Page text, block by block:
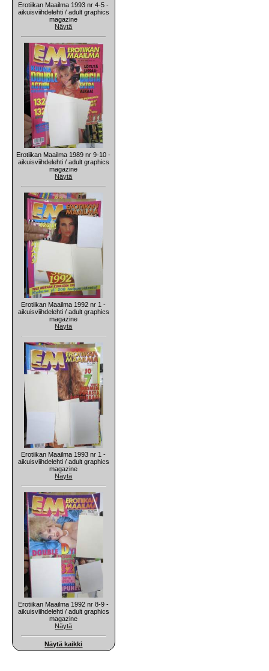
Erotiikan Maailma 1993 nr 4-5 -
aikuisviihdelehti / adult graphics
magazine
Näytä
Erotiikan Maailma 1989 nr 9-10 -
aikuisviihdelehti / adult graphics
magazine
Näytä
Erotiikan Maailma 1992 nr 1 -
aikuisviihdelehti / adult graphics
magazine
Näytä
Erotiikan Maailma 1993 nr 1 -
aikuisviihdelehti / adult graphics
magazine
Näytä
Erotiikan Maailma 1992 nr 8-9 -
aikuisviihdelehti / adult graphics
magazine
Näytä
Näytä kaikki